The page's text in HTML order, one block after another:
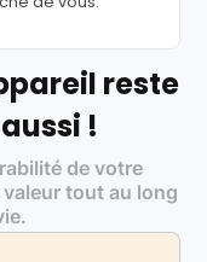
reste
!
de votre
tout au long